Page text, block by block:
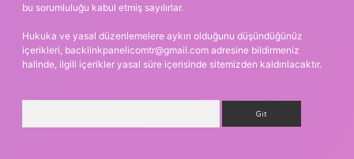
bu sorumluluğu kabul etmiş sayılırlar.
Hukuka ve yasal düzenlemelere aykırı olduğunu düşündüğünüz
içerikleri, backlinkpanelicomtr@gmail.com adresine bildirmeniz
halinde, ilgili içerikler yasal süre içerisinde sitemizden kaldırılacaktır.